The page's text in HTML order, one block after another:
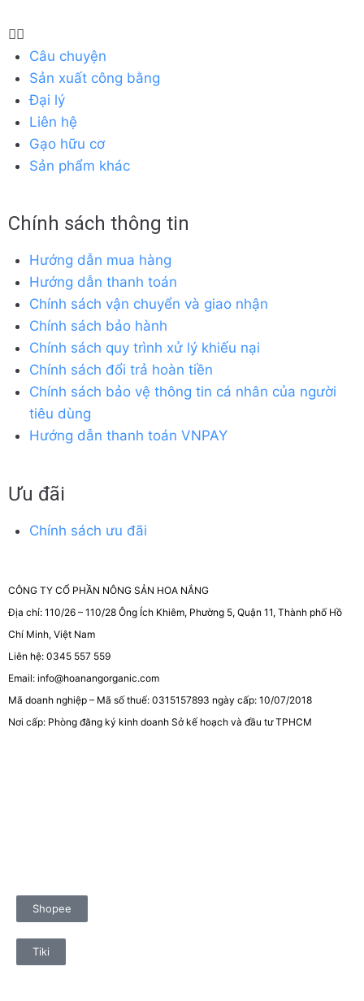
Câu chuyện
Sản xuất công bằng
Đại lý
Liên hệ
Gạo hữu cơ
Sản phẩm khác
Chính sách thông tin
Hướng dẫn mua hàng
Hướng dẫn thanh toán
Chính sách vận chuyển và giao nhận
Chính sách bảo hành
Chính sách quy trình xử lý khiếu nại
Chính sách đổi trả hoàn tiền
Chính sách bảo vệ thông tin cá nhân của người
tiêu dùng
Hướng dẫn thanh toán VNPAY
Ưu đãi
Chính sách ưu đãi
CÔNG TY CỔ PHẦN NÔNG SẢN HOA NẮNG
Địa chỉ: 110/26 – 110/28 Ông Ích Khiêm, Phường 5, Quận 11, Thành phố Hồ
Chí Minh, Việt Nam
Liên hệ: 0345 557 559
Email: info@hoanangorganic.com
Mã doanh nghiệp – Mã số thuế: 0315157893 ngày cấp: 10/07/2018
Nơi cấp: Phòng đăng ký kinh doanh Sở kế hoạch và đầu tư TPHCM
Shopee
Tiki